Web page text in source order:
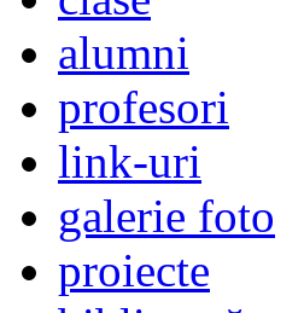
alumni
profesori
link-uri
galerie foto
proiecte